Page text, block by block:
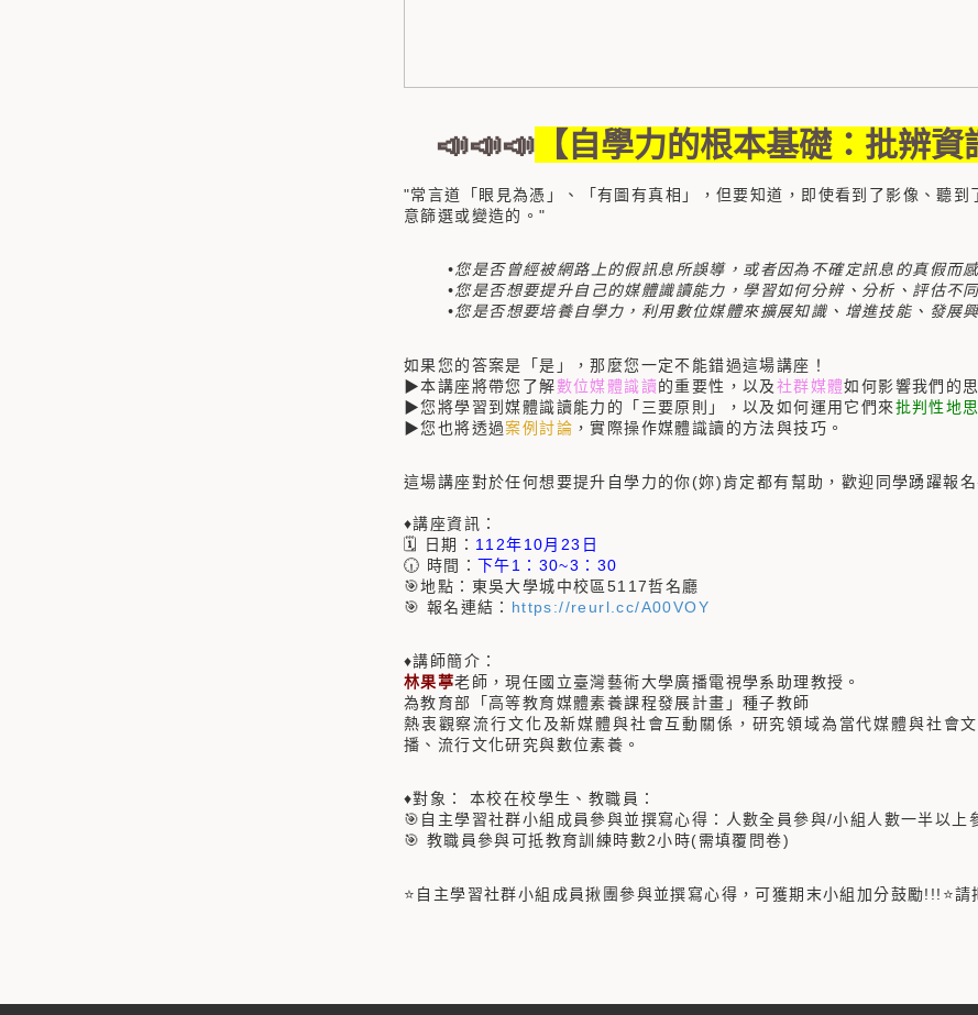
📣📣📣 【自學力的根本基礎：批辨資
"常言道「眼見為憑」、「有圖有真相」，但要知道，即使看到了影像、聽
意篩選或變造的。"
•您是否曾經被網路上的假訊息所誤導，或者因為不確定訊息的真假而
•您是否想要提升自己的媒體識讀能力，學習如何分辨、分析、評估不
•您是否想要培養自學力，利用數位媒體來擴展知識、增進技能、發展
如果您的答案是「是」，那麼您一定不能錯過這場講座！
▶本講座將帶您了解數位媒體識讀的重要性，以及社群媒體如何影響我們的
▶您將學習到媒體識讀能力的「三要原則」，以及如何運用它們來批判性地
▶您也將透過案例討論 ，實際操作媒體識讀的方法與技巧。
這場講座對於任何想要提升自學力的你(妳)肯定都有幫助，歡迎同學踴躍報名
♦講座資訊：
🗓 日期： 112年10月23日
🕡 時間： 下午1：30~3：30
🎯地點：東吳大學城中校區5117哲名廳
🎯 報名連結： https://reurl.cc/A00VOY
♦講師簡介：
林果葶老師，現任國立臺灣藝術大學廣播電視學系助理教授。
為教育部「高等教育媒體素養課程發展計畫」種子教師
熱衷觀察流行文化及新媒體與社會互動關係，研究領域為當代媒體與社會
播、流行文化研究與數位素養。
♦對象： 本校在校學生、教職員：
🎯自主學習社群小組成員參與並撰寫心得：人數全員參與/小組人數一半以上
🎯 教職員參與可抵教育訓練時數2小時(需填覆問卷)
⭐自主學習社群小組成員揪團參與並撰寫心得，可獲期末小組加分鼓勵!!!⭐